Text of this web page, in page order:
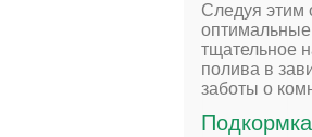
Следуя этим
оптимальные
тщательное
полива в
заботы о